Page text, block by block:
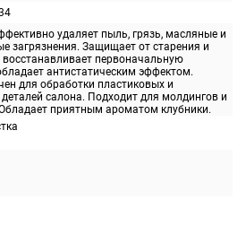
удаляет пыль, грязь, масляные и
загрязнения. Защищает от старения и
восстанавливает первоначальную
антистатическим эффектом.
для обработки пластиковых и
салона. Подходит для молдингов и
приятным ароматом клубники.